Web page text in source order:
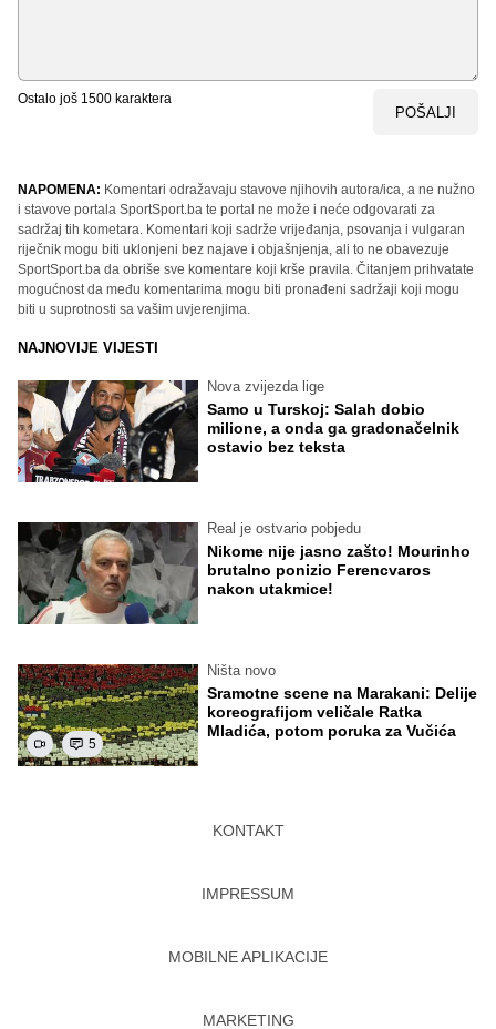
Ostalo još 1500 karaktera
POŠALJI
NAPOMENA: Komentari odražavaju stavove njihovih autora/ica, a ne nužno
i stavove portala SportSport.ba te portal ne može i neće odgovarati za
sadržaj tih kometara. Komentari koji sadrže vrijeđanja, psovanja i vulgaran
riječnik mogu biti uklonjeni bez najave i objašnjenja, ali to ne obavezuje
SportSport.ba da obriše sve komentare koji krše pravila. Čitanjem prihvatate
mogućnost da među komentarima mogu biti pronađeni sadržaji koji mogu
biti u suprotnosti sa vašim uvjerenjima.
NAJNOVIJE VIJESTI
Nova zvijezda lige
Samo u Turskoj: Salah dobio
milione, a onda ga gradonačelnik
ostavio bez teksta
Real je ostvario pobjedu
Nikome nije jasno zašto! Mourinho
brutalno ponizio Ferencvaros
nakon utakmice!
5
Ništa novo
Sramotne scene na Marakani: Delije
koreografijom veličale Ratka
Mladića, potom poruka za Vučića
KONTAKT
IMPRESSUM
MOBILNE APLIKACIJE
MARKETING